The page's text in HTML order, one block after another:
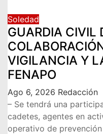
Soledad
GUARDIA CIVIL
VIGILANCIA Y
FENAPO
Ago 6, 2026 Redacción
– Se tendrá una
cadetes, agentes en
operativo de